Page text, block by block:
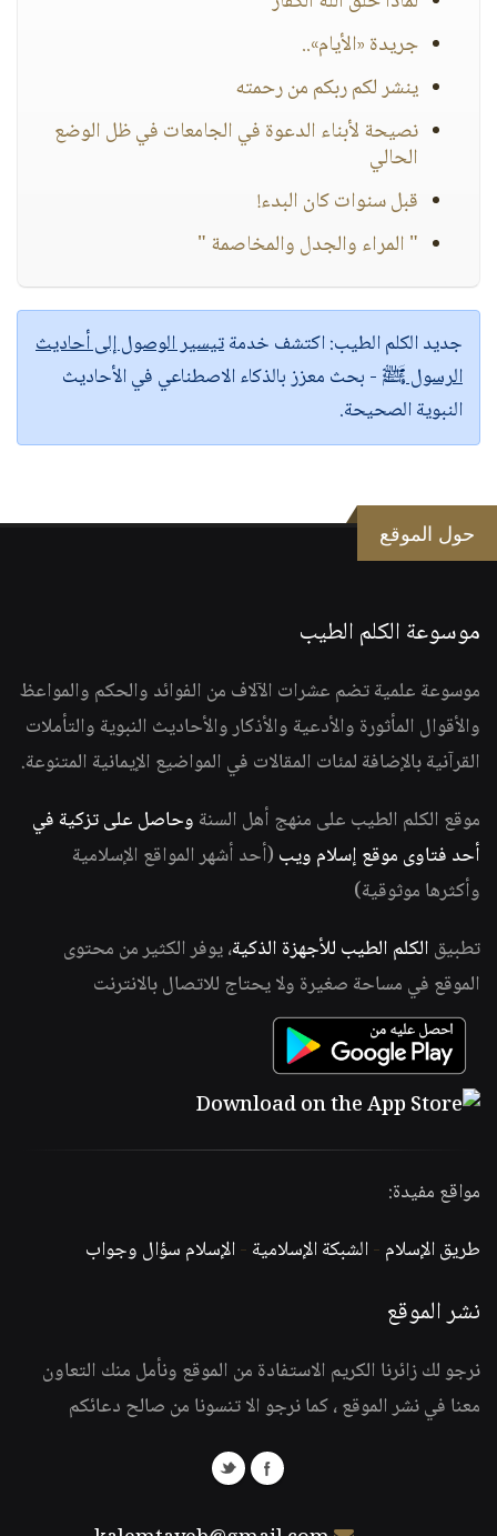
جريدة «الأيام»..
ينشر لكم ربكم من رحمته
نصيحة لأبناء الدعوة في الجامعات في ظل الوضع
الحالي
قبل سنوات كان البدء!
" المراء والجدل والمخاصمة "
جديد الكلم الطيب:اكتشف خدمةتيسير الوصول إلى أحاديث
الرسول ﷺ - بحث معزز بالذكاء الاصطناعي في الأحاديث
النبوية الصحيحة.
حول الموقع
موسوعة الكلم الطيب
موسوعة علمية تضم عشرات الآلاف من الفوائد والحكم والمواعظ
والأقوال المأثورة والأدعية والأذكار والأحاديث النبوية والتأملات
القرآنية بالإضافة لمئات المقالات في المواضيع الإيمانية المتنوعة.
موقع الكلم الطيب على منهج أهل السنة وحاصل على تزكية في
أحد فتاوى موقع إسلام ويب (أحد أشهر المواقع الإسلامية
وأكثرها موثوقية)
تطبيق الكلم الطيب للأجهزة الذكية، يوفر الكثير من محتوى
الموقع في مساحة صغيرة ولا يحتاج للاتصال بالانترنت
مواقع مفيدة:
طريق الإسلام -الشبكة الإسلامية -الإسلام سؤال وجواب
نشر الموقع
نرجو لك زائرنا الكريم الاستفادة من الموقع ونأمل منك التعاون
معنا في نشر الموقع ، كما نرجو الا تنسونا من صالح دعائكم